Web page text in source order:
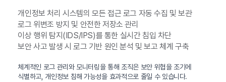
개인정보 처리 시스템의 모든 접근 로그 자동 수집 및 보관
로그 위변조 방지 및 안전한 저장소 관리
이상 행위 탐지(IDS/IPS)를 통한 실시간 침입 차단
보안 사고 발생 시 로그 기반 원인 분석 및 보고 체계 구축
체계적인 로그 관리와 모니터링을 통해 조직은 보안 위협을 조기에
식별하고, 개인정보 침해 가능성을 효과적으로 줄일 수 있습니다.